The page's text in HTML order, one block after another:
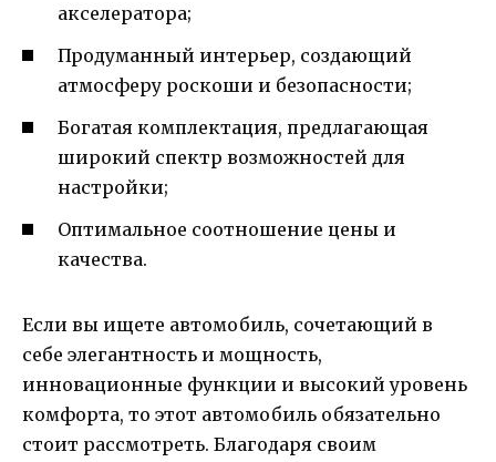
акселератора;
Продуманный интерьер, создающий
атмосферу роскоши и безопасности;
Богатая комплектация, предлагающая
широкий спектр возможностей для
настройки;
Оптимальное соотношение цены и
качества.
Если вы ищете автомобиль, сочетающий в
себе элегантность и мощность,
инновационные функции и высокий уровень
комфорта, то этот автомобиль обязательно
стоит рассмотреть. Благодаря своим